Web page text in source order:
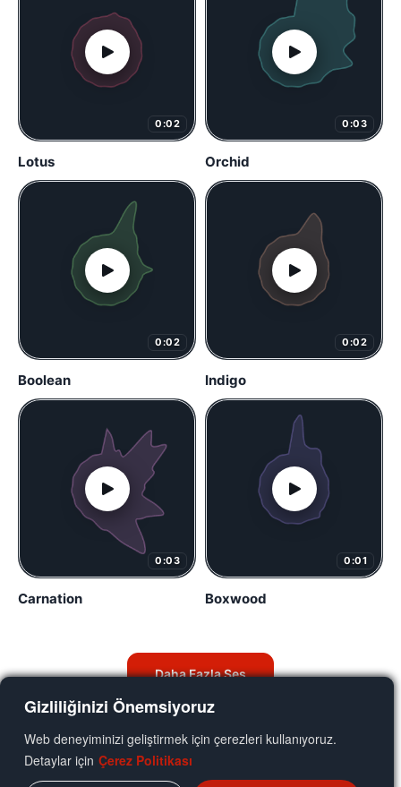
Gizliliğinizi Önemsiyoruz
Web deneyiminizi geliştirmek için çerezleri kullanıyoruz.
Detaylar için Çerez Politikası
0:02
Lotus
0:03
Orchid
0:02
Boolean
0:02
Indigo
0:03
Carnation
0:01
Boxwood
Daha Fazla Ses